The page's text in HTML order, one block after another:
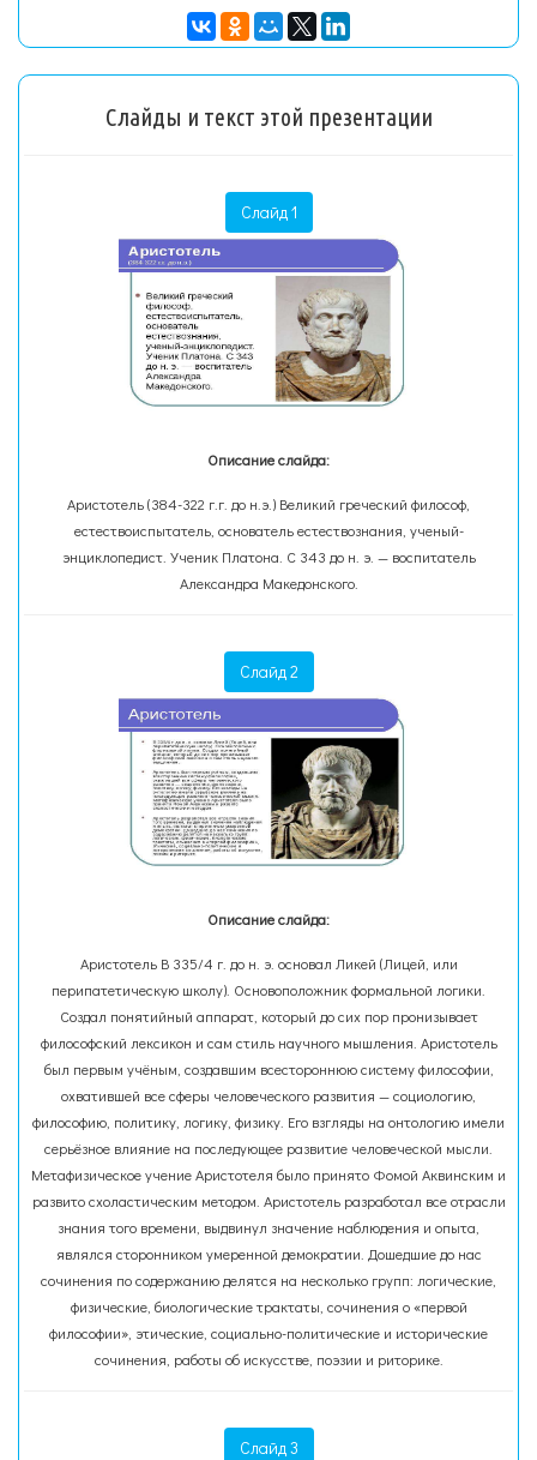
Слайды и текст этой презентации
Слайд 1
Описание слайда:
Аристотель (384-322 г.г. до н.э.) Великий греческий философ,
естествоиспытатель, основатель естествознания, ученый-
энциклопедист. Ученик Платона. С 343 до н. э. — воспитатель
Александра Македонского.
Слайд 2
Описание слайда:
Аристотель В 335/4 г. до н. э. основал Ликей (Лицей, или
перипатетическую школу). Основоположник формальной логики.
Создал понятийный аппарат, который до сих пор пронизывает
философский лексикон и сам стиль научного мышления. Аристотель
был первым учёным, создавшим всестороннюю систему философии,
охватившей все сферы человеческого развития — социологию,
философию, политику, логику, физику. Его взгляды на онтологию имели
серьёзное влияние на последующее развитие человеческой мысли.
Метафизическое учение Аристотеля было принято Фомой Аквинским и
развито схоластическим методом. Аристотель разработал все отрасли
знания того времени, выдвинул значение наблюдения и опыта,
являлся сторонником умеренной демократии. Дошедшие до нас
сочинения по содержанию делятся на несколько групп: логические,
физические, биологические трактаты, сочинения о «первой
философии», этические, социально-политические и исторические
сочинения, работы об искусстве, поэзии и риторике.
Слайд 3